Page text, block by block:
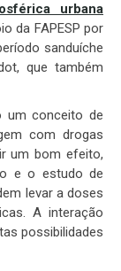
urbana
da FAPESP por
sanduíche
que também
um conceito de
com drogas
um bom efeito,
e o estudo de
levar a doses
A interação
possibilidades